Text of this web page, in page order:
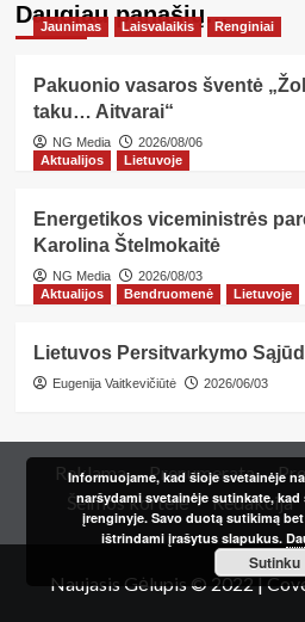
Daugiau panašių…
Jaunimas Laisvalaikis Renginiai
Pakuonio vasaros šventė
taku… Aitvarai“
NG Media
2026/08/06
Aktualijos
Lietuvoje
Energetikos viceministrės
Karolina Štelmokaitė
NG Media
2026/08/03
Aktualijos
Bendruomenė Lietuvoje
Lietuvos Persitvarkymo
Eugenija Vaitkevičiūtė 2026/06/03
Reklama Prenumerata
Šeimos kortelė
Redakcija
Naujasis Gėlupis © 2022|
Informuojame, kad šioje svetainėje
naršydami svetainėje sutinkate,
įrenginyje. Savo duotą sutikimą
ištrindami įrašytus slapukus.
Sutinku